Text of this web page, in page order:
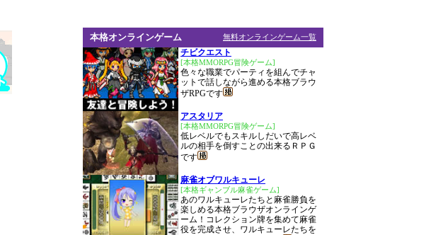
無料オンラインゲーム一覧
本格オンラインゲーム
チビクエスト
[本格MMORPG冒険ゲーム]
色々な職業でパーティを組んでチャ
ットで話しながら進める本格ブラウ
ザRPGです
アスタリア
[本格MMORPG冒険ゲーム]
低レベルでもスキルしだいで高レベ
ルの相手を倒すことの出来るＲＰＧ
です
麻雀オブワルキューレ
[本格ギャンブル麻雀ゲーム]
あのワルキューレたちと麻雀勝負を
楽しめる本格ブラウザオンラインゲ
ーム！コレクション牌を集めて麻雀
役を完成させ、ワルキューレたちを